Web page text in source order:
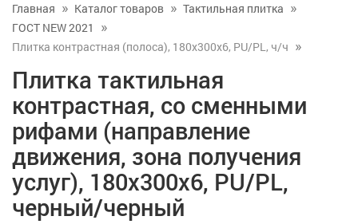
Главная Каталог товаров
Тактильная плитка
ГОСТ NEW 2021
Плитка контрастная (полоса), 180x300x6, PU/PL, ч/ч
Плитка тактильная
контрастная, со сменными
рифами (направление
движения, зона получения
услуг), 180x300x6, PU/PL,
черный/черный